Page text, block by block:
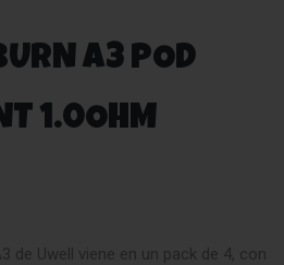
A3 POD
1.0OHM
de Uwell viene en un pack de 4, con